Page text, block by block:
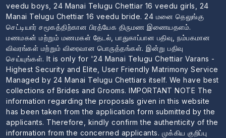
veedu boys, 24 Manai Telugu Chettiar 16 veedu girls, 24
Manai Telugu Chettiar 16 veedu bride. 24 மனை தெலுங்கு
செட்டியார் சமூகத்திற்கான பிரத்யேக திருமண இணையதளம்.
மணமகன் மற்றும் மணமகள் தேடல், பாதுகாப்பான பதிவு, நம்பகமான
விவரங்கள் மற்றும் விரைவான பொருத்தங்கள். இன்று பதிவு
செய்யுங்கள். It is only for '24 Manai Telugu Chettiar Varans -
Highest Security and Elite, User Friendly Matrimony Service
Managed by 24 Manai Telugu Chettiars itself. We have best
collections of Brides and Grooms. IMPORTANT NOTE The
information regarding the proposals given in this website
has been taken from the application form submitted by the
applicants. Therefore, kindly confirm the authenticity of the
information from the concerned applicants. முக்கிய குறிப்பு